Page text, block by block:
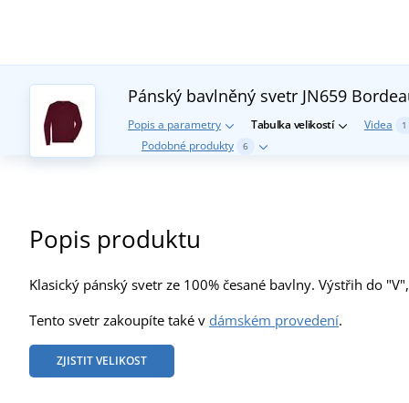
Pánský bavlněný svetr JN659
Popis a parametry Tabulka velikostí Videa 1
Podobné produkty 6
Popis produktu
Klasický pánský svetr ze 100% česané bavlny. Výstřih do
Tento svetr zakoupíte také v dámském provedení.
ZJISTIT VELIKOST